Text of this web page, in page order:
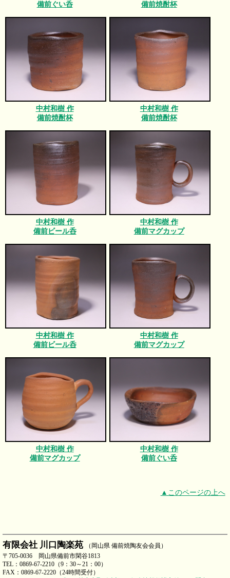
備前ぐい呑
備前焼酎杯
中村和樹 作
備前焼酎杯
中村和樹 作
備前焼酎杯
中村和樹 作
備前ビール呑
中村和樹 作
備前マグカップ
中村和樹 作
備前ビール呑
中村和樹 作
備前マグカップ
中村和樹 作
備前マグカップ
中村和樹 作
備前ぐい呑
▲このページの上へ
有限会社 川口陶楽苑
（岡山県 備前焼陶友会会員）
〒705-0036 岡山県備前市閑谷1813
TEL：0869-67-2210（9：30～21：00）
FAX：0869-67-2220（24時間受付）